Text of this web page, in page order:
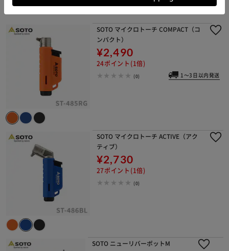
SOTO マイクロトーチ COMPACT（コ
ンパクト）
¥2,490
24ポイント(1倍)
(0) 1～3日以内発送
SOTO マイクロトーチ ACTIVE（アク
ティブ）
¥2,730
27ポイント(1倍)
(0)
SOTO ニューリバーポットM